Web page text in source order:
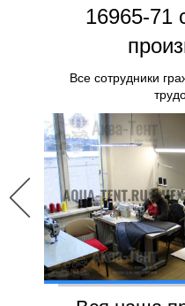
16965-71
Все сотрудники